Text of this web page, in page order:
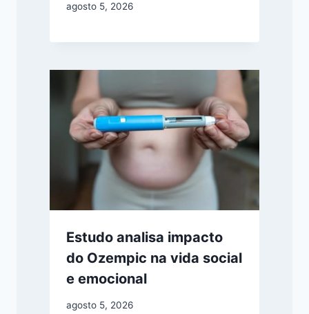
agosto 5, 2026
Estudo analisa impacto
do Ozempic na vida social
e emocional
agosto 5, 2026